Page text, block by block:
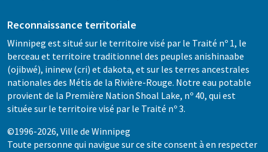
Reconnaissance territoriale
Winnipeg est situé sur le territoire visé par le Traité nº 1, le
berceau et territoire traditionnel des peuples anishinaabe
(ojibwé), ininew (cri) et dakota, et sur les terres ancestrales
nationales des Métis de la Rivière-Rouge. Notre eau potable
provient de la Première Nation Shoal Lake, nº 40, qui est
située sur le territoire visé par le Traité nº 3.
©1996-2026, Ville de Winnipeg
Toute personne qui navigue sur ce site consent à en respecter